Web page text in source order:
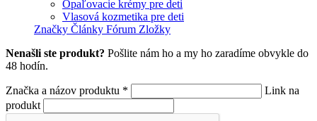
Opaľovacie krémy pre deti
Vlasová kozmetika pre deti
Značky Články Fórum Zložky
Nenašli ste produkt? Pošlite nám ho a my ho zaradíme obvykle do
48 hodín.
Značka a názov produktu *
Link na
produkt